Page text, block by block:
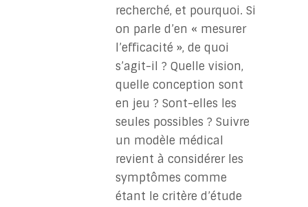
recherché, et pourquoi. Si
on parle d’en « mesurer
l’efficacité », de quoi
s’agit-il ? Quelle vision,
quelle conception sont
en jeu ? Sont-elles les
seules possibles ? Suivre
un modèle médical
revient à considérer les
symptômes comme
étant le critère d’étude